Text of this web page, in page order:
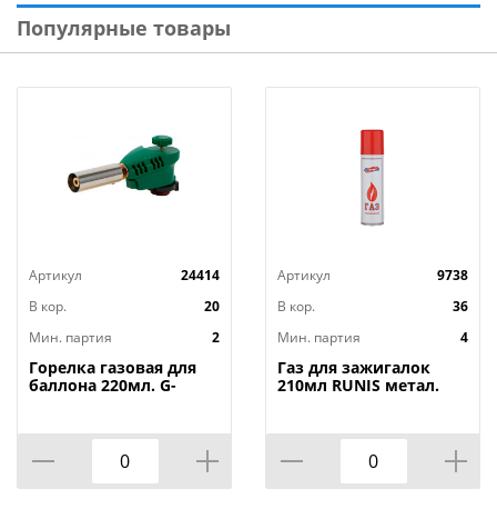
которые попадают в клапан для поджига и
препятствуют прохождению газа, что в последствии
Состав газовой смеси: пропан, бутан, изобутан
Срок хранения: 36 месяцев
Объем: 210 мл
Популярные товары
Артикул
24414
В кор.
20
Мин. партия
2
Горелка газовая для
баллона 220мл. G-
2/10/, 100/120
Артикул
9738
В кор.
36
Мин. партия
4
Газ для зажигалок
210мл RUNIS метал.